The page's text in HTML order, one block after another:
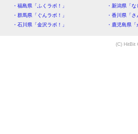
・福島県「ふくラボ！」
・新潟県「
・群馬県「ぐんラボ！」
・香川県「
・石川県「金沢ラボ！」
・鹿児島県
(C) HitBit